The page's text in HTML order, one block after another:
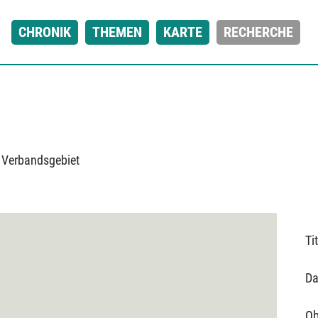
CHRONIK THEMEN KARTE RECHERCHE